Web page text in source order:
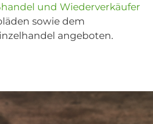
und Wiederverkäufer
sowie dem
angeboten.